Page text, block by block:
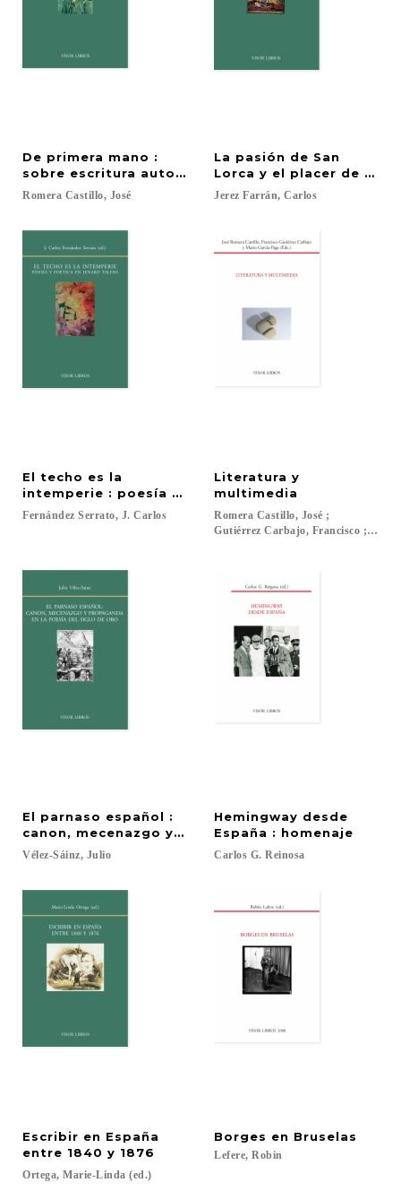
De primera mano :
sobre escritura autobiográfica en España (siglo
Romera Castillo, José
La pasión de San
Lorca y el placer de
Jerez Farrán, Carlos
El techo es la
intemperie : poesía y poética en Jenaro Talens
Fernández Serrato, J. Carlos
Literatura y
multimedia
Romera Castillo, José ;
Gutiérrez Carbajo, Francisco ;
El parnaso español :
canon, mecenazgo y propaganda en la poesía del
Vélez-Sáinz, Julio
Hemingway desde
España : homenaje
Carlos G. Reinosa
Escribir en España
entre 1840 y 1876
Ortega, Marie-Linda (ed.)
Borges en Bruselas
Lefere, Robin